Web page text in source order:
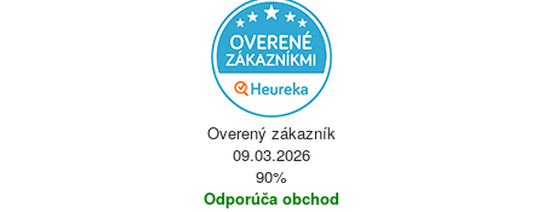
Overený zákazník
09.03.2026
90%
Odporúča obchod